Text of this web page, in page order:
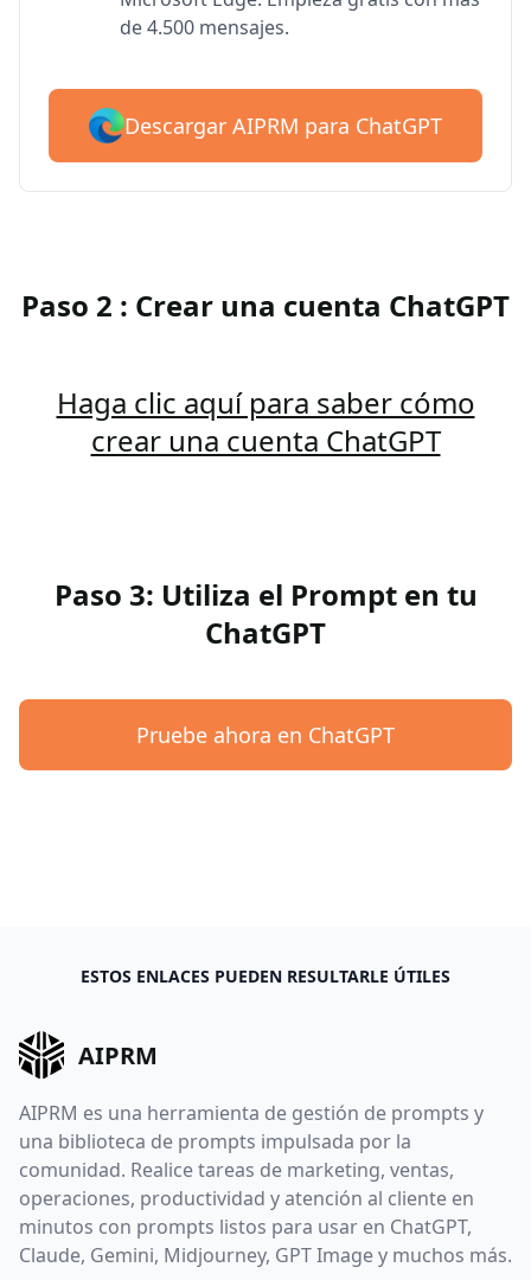
de 4.500 mensajes.
Descargar AIPRM para ChatGPT
Paso 2 : Crear una cuenta ChatGPT
Haga clic aquí para saber cómo
crear una cuenta ChatGPT
Paso 3: Utiliza el Prompt en tu
ChatGPT
Pruebe ahora en ChatGPT
ESTOS ENLACES PUEDEN RESULTARLE ÚTILES
AIPRM
AIPRM es una herramienta de gestión de prompts y
una biblioteca de prompts impulsada por la
comunidad. Realice tareas de marketing, ventas,
operaciones, productividad y atención al cliente en
minutos con prompts listos para usar en ChatGPT,
Claude, Gemini, Midjourney, GPT Image y muchos más.